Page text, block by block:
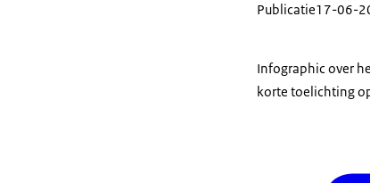
Publicatie17-06-
Infographic over
korte toelichting